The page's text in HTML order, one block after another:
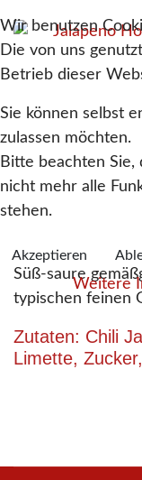
Süß-saure
typischen feinen
Zutaten: Chili
Limette,
Wir benutzen
Die von uns
Betrieb dieser
Sie können selbst
zulassen möchten.
Bitte beachten Sie,
nicht mehr alle
stehen.
Akzeptieren
Weitere